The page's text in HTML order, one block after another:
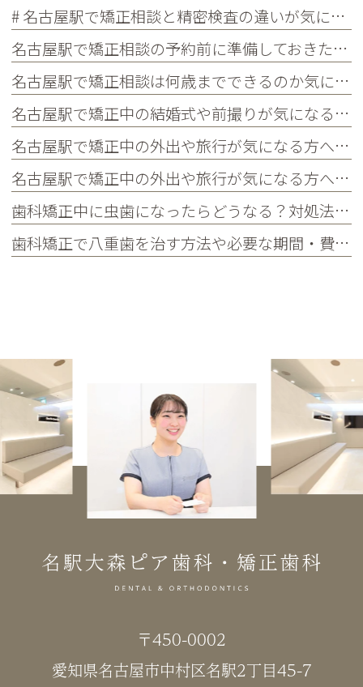
# 名古屋駅で矯正相談と精密検査の違いが気になる方へ｜各ステップでわかることを歯科医師が解説
名古屋駅で矯正相談の予約前に準備しておきたいこと｜チェックリストつきで初めての方に解説
名古屋駅で矯正相談は何歳までできるのか気になる方へ｜大人の矯正の疑問・メリット・よくある質問まとめ
名古屋駅で矯正中の結婚式や前撮りが気になる方へ｜当院限定サービス・タイミングの考え方・よくある質問まとめ
名古屋駅で矯正中の外出や旅行が気になる方へ｜国内・海外旅行の対策・持ち物・よくある質問まとめ
名古屋駅で矯正中の外出や旅行が気になる方へ｜国内・海外旅行の対策・持ち物・よくある質問まとめ
歯科矯正中に虫歯になったらどうなる？対処法や予防法を詳しく紹介
歯科矯正で八重歯を治す方法や必要な期間・費用、放置するリスクを紹介
〒450-0002
愛知県名古屋市中村区名駅2丁目45-7